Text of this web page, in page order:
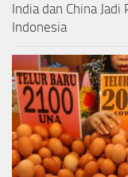
India dan China
Indonesia